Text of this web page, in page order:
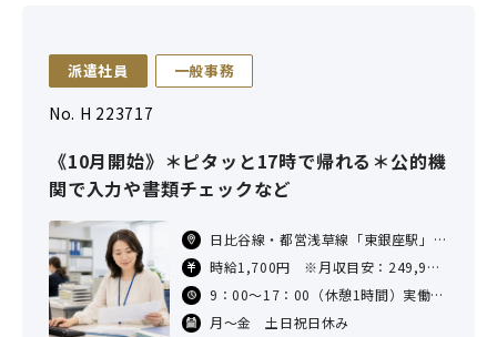
派遣社員 一般事務
No. H 223717
《10月開始》＊ピタッと17時で帰れる＊公的機
関で入力や書類チェックなど
日比谷線・都営浅草線「東銀座駅」徒
歩3分／銀座線「銀座駅」徒歩7分／
JR「新橋駅」徒歩12分／JR「有楽町
駅」徒歩14分
時給1,700円 ※月収目安：249,900
円（1700×7時間×21日勤務した場
合）
交通費支給あり（社内規定あり）
9：00～17：00（休憩1時間）実働7
時間 残業なし
月～金 土日祝日休み